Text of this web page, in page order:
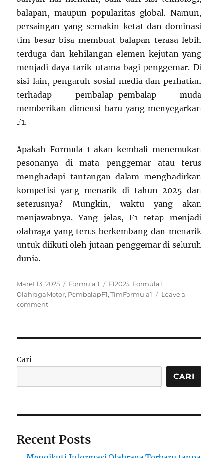
balapan, maupun popularitas global. Namun,
persaingan yang semakin ketat dan dominasi
tim besar bisa membuat balapan terasa lebih
terduga dan kehilangan elemen kejutan yang
menjadi daya tarik utama bagi penggemar. Di
sisi lain, pengaruh sosial media dan perhatian
terhadap pembalap-pembalap muda
memberikan dimensi baru yang menyegarkan
F1.
Apakah Formula 1 akan kembali menemukan
pesonanya di mata penggemar atau terus
menghadapi tantangan dalam menghadirkan
kompetisi yang menarik di tahun 2025 dan
seterusnya? Mungkin, waktu yang akan
menjawabnya. Yang jelas, F1 tetap menjadi
olahraga yang terus berkembang dan menarik
untuk diikuti oleh jutaan penggemar di seluruh
dunia.
Posted
on
Maret 13, 2025 Categories
Formula 1 Tags
F12025, Formula1,
OlahragaMotor, PembalapF1,TimFormula1
Leave a
commenton
dan
yang
Ketahui
Cari
CARI
Recent Posts